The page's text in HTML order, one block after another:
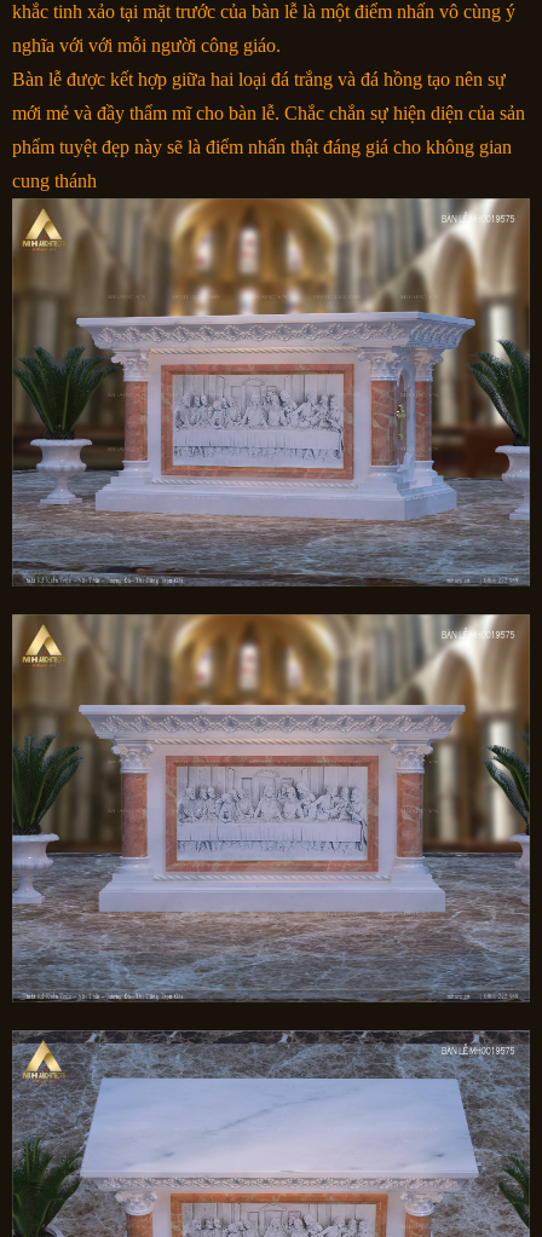
khắc tinh xảo tại mặt trước của bàn lễ là một điểm nhấn vô cùng ý
nghĩa với với mỗi người công giáo.
Bàn lễ được kết hợp giữa hai loại đá trắng và đá hồng tạo nên sự
mới mẻ và đầy thẩm mĩ cho bàn lễ. Chắc chắn sự hiện diện của sản
phẩm tuyệt đẹp này sẽ là điểm nhấn thật đáng giá cho không gian
cung thánh